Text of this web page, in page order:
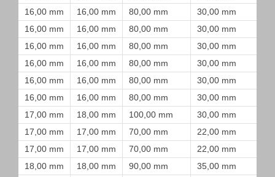
16,00 mm
16,00 mm 80,00 mm
30,00 mm
16,00 mm
16,00 mm 80,00 mm
30,00 mm
16,00 mm
16,00 mm 80,00 mm
30,00 mm
16,00 mm
16,00 mm 80,00 mm
30,00 mm
16,00 mm
16,00 mm 80,00 mm
30,00 mm
16,00 mm
16,00 mm 80,00 mm
30,00 mm
17,00 mm
18,00 mm 100,00 mm
30,00 mm
17,00 mm
17,00 mm 70,00 mm
22,00 mm
17,00 mm
17,00 mm 70,00 mm
22,00 mm
18,00 mm
18,00 mm 90,00 mm
35,00 mm